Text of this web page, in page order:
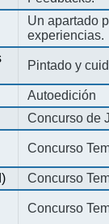
Un apartado
experiencias.
Pintado y
Autoedición
Concurso de
Concurso
Concurso
Concurso